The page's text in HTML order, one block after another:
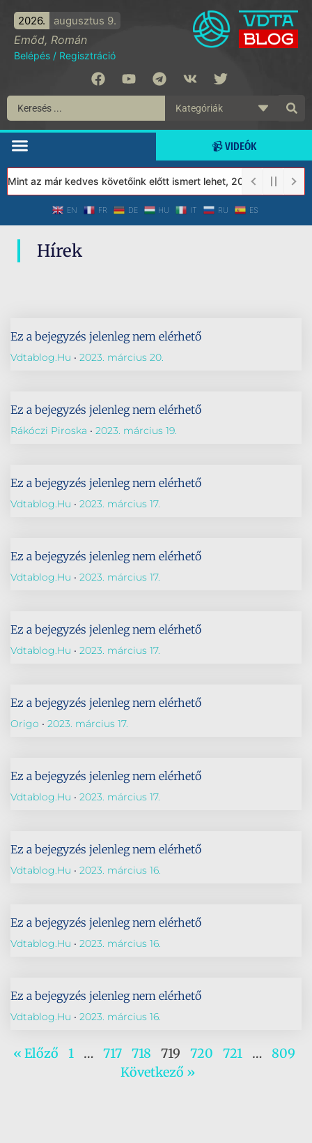
2026. augusztus 9.
Emőd, Román
Belépés / Regisztráció
📹 VIDEÓK
az már kedves követőink előtt ismert lehet, 2023-tól a
EN FR DE HU IT RU ES
Hírek
Ez a bejegyzés jelenleg nem elérhető
Vdtablog.hu 2023. március 20.
Ez a bejegyzés jelenleg nem elérhető
Rákóczi Piroska 2023. március 19.
Ez a bejegyzés jelenleg nem elérhető
Vdtablog.hu 2023. március 17.
Ez a bejegyzés jelenleg nem elérhető
Vdtablog.hu 2023. március 17.
Ez a bejegyzés jelenleg nem elérhető
Vdtablog.hu 2023. március 17.
Ez a bejegyzés jelenleg nem elérhető
Origo 2023. március 17.
Ez a bejegyzés jelenleg nem elérhető
Vdtablog.hu 2023. március 17.
Ez a bejegyzés jelenleg nem elérhető
Vdtablog.hu 2023. március 16.
Ez a bejegyzés jelenleg nem elérhető
Vdtablog.hu 2023. március 16.
Ez a bejegyzés jelenleg nem elérhető
Vdtablog.hu 2023. március 16.
« Előző 1 … 717 718 719 720 721 …
809
Következő »